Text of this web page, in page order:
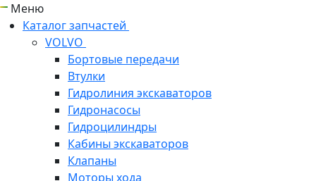
Меню
Каталог запчастей
VOLVO
Бортовые передачи
Втулки
Гидролиния экскаваторов
Гидронасосы
Гидроцилиндры
Кабины экскаваторов
Клапаны
Моторы хода